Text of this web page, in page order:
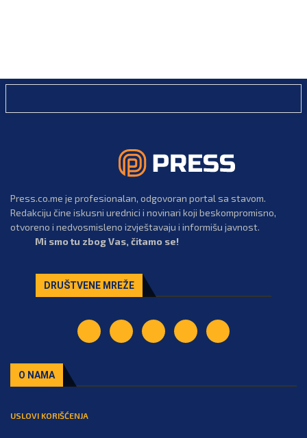
Press.co.me je profesionalan, odgovoran portal sa stavom.
Redakciju čine iskusni urednici i novinari koji beskompromisno,
otvoreno i nedvosmisleno izvještavaju i informišu javnost.
Mi smo tu zbog Vas, čitamo se!
DRUŠTVENE MREŽE
O NAMA
USLOVI KORIŠĆENJA